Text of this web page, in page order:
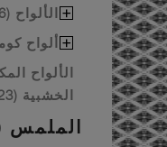
الألواح (1176)
ألواح
الألواح
الخشبية (23)
الملمس